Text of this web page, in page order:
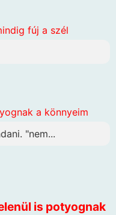
fúj a szél
a könnyeim
"nem...